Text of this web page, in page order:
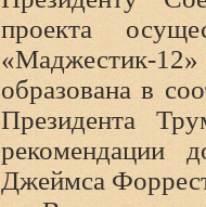
проекта
образована в
Президента
рекомендации
Джеймса